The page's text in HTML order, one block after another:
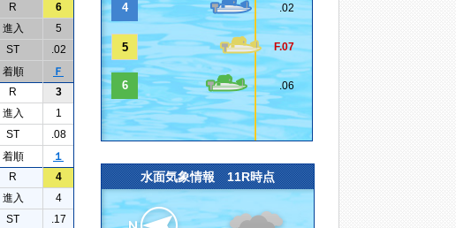
R
6
進入
5
ST
.02
着順
Ｆ
R
3
進入
1
ST
.08
着順
１
R
4
進入
4
ST
.17
4 .02
5 F.07
6 .06
水面気象情報 11R時点